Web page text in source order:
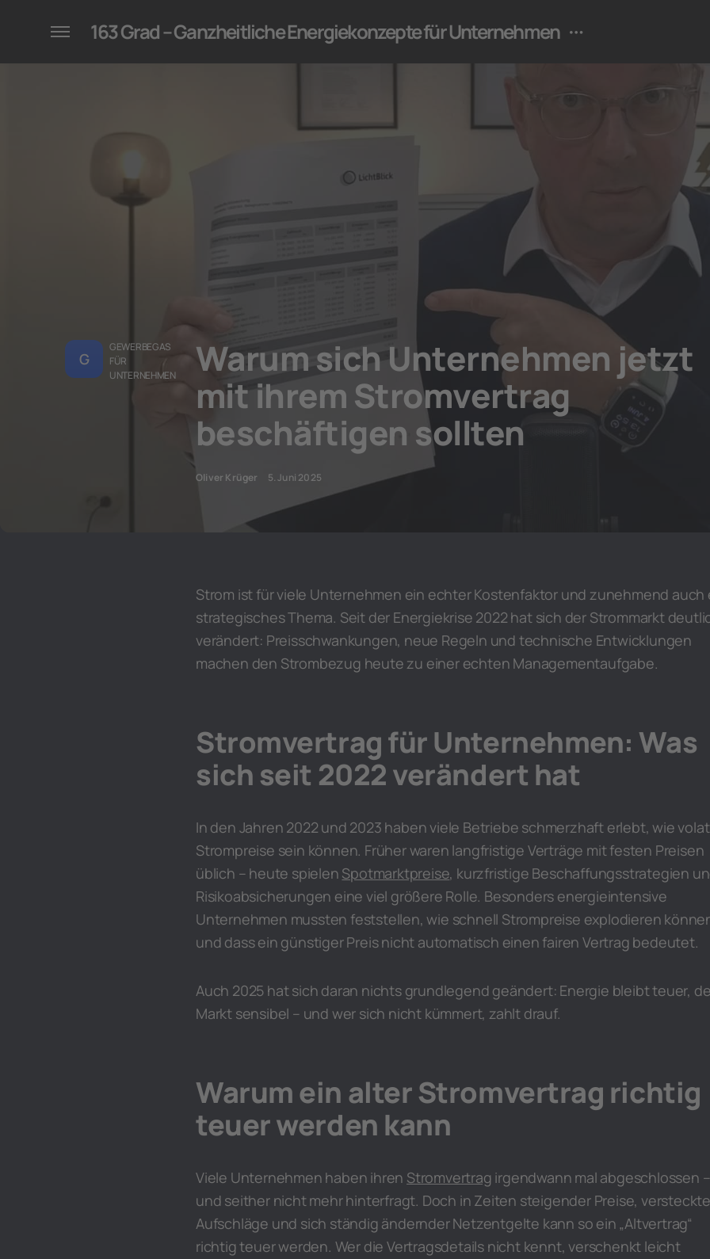
für Unternehmen
163 Grad – Ganzheitliche Energiekonzepte für Unternehmen
G
GEWERBEGAS
FÜR
UNTERNEHMEN
Warum sich Unternehmen jetzt
mit ihrem Stromvertrag
beschäftigen sollten
Oliver Krüger 5. Juni 2025
Strom ist für viele Unternehmen ein echter Kostenfaktor und zunehmend auch
strategisches Thema. Seit der Energiekrise 2022 hat sich der Strommarkt
verändert: Preisschwankungen, neue Regeln und technische Entwicklungen
machen den Strombezug heute zu einer echten Managementaufgabe.
Stromvertrag für Unternehmen: Was
sich seit 2022 verändert hat
In den Jahren 2022 und 2023 haben viele Betriebe schmerzhaft erlebt, wie
Strompreise sein können. Früher waren langfristige Verträge mit festen Preisen
üblich – heute spielen Spotmarktpreise, kurzfristige Beschaffungsstrategien
Risikoabsicherungen eine viel größere Rolle. Besonders energieintensive
Unternehmen mussten feststellen, wie schnell Strompreise explodieren
und dass ein günstiger Preis nicht automatisch einen fairen Vertrag bedeutet.
Auch 2025 hat sich daran nichts grundlegend geändert: Energie bleibt teuer,
Markt sensibel – und wer sich nicht kümmert, zahlt drauf.
Warum ein alter Stromvertrag richtig
teuer werden kann
Viele Unternehmen haben ihren Stromvertrag irgendwann mal abgeschlossen –
und seither nicht mehr hinterfragt. Doch in Zeiten steigender Preise,
Aufschläge und sich ständig ändernder Netzentgelte kann so ein „Altvertrag“
richtig teuer werden. Wer die Vertragsdetails nicht kennt, verschenkt leicht